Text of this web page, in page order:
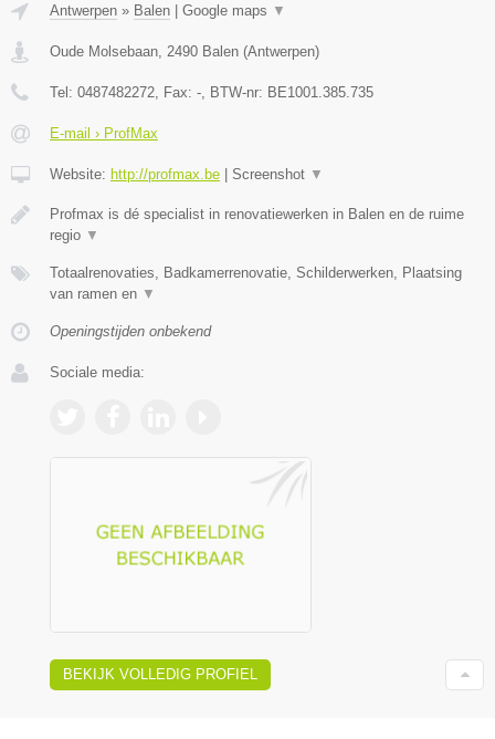
Antwerpen » Balen Google maps ▼
Oude Molsebaan, 2490 Balen (Antwerpen)
Tel: 0487482272, Fax: -, BTW-nr: BE1001.385.735
E-mail › ProfMax
Website: http://profmax.be Screenshot ▼
Profmax is dé specialist in renovatiewerken in Balen en de ruime
regio ▼
Totaalrenovaties, Badkamerrenovatie, Schilderwerken, Plaatsing
van ramen en ▼
Openingstijden onbekend
Sociale media:
BEKIJK VOLLEDIG PROFIEL